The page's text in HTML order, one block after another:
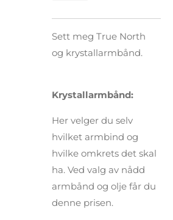
Sett meg True North
og krystallarmbånd.
Krystallarmbånd:
Her velger du selv
hvilket armbind og
hvilke omkrets det skal
ha. Ved valg av nådd
armbånd og olje får du
denne prisen.